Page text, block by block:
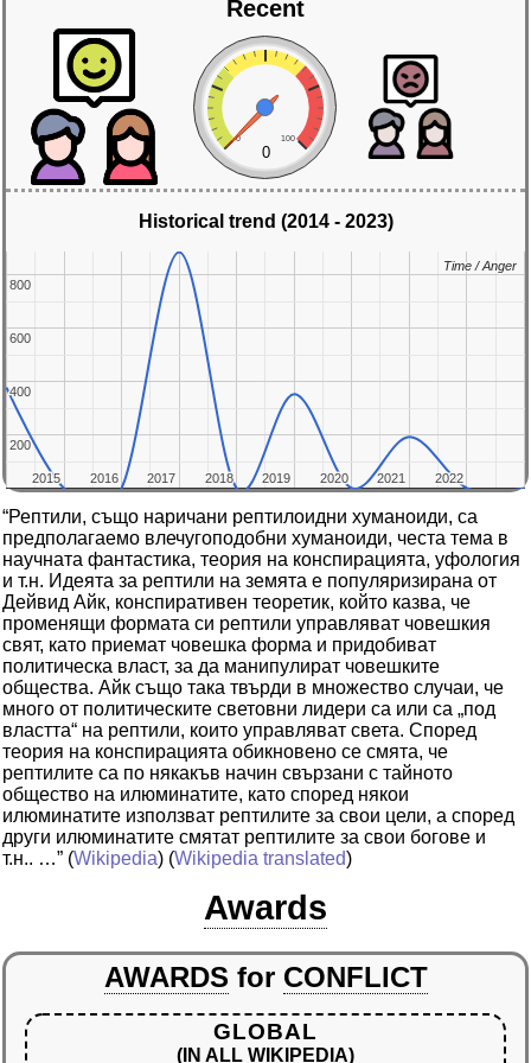
Recent
0 100
0
Historical trend (2014 - 2023)
2015
2015 2016
2016 2017
2017 2018
2018 2019
2019 2020
2020 2021
2021 2022
2022
200
200
400
400
600
600
800
800
Time / Anger
Time / Anger
“Рептили, също наричани рептилоидни хуманоиди, са
предполагаемо влечугоподобни хуманоиди, честа тема в
научната фантастика, теория на конспирацията, уфология
и т.н. Идеята за рептили на земята е популяризирана от
Дейвид Айк, конспиративен теоретик, който казва, че
променящи формата си рептили управляват човешкия
свят, като приемат човешка форма и придобиват
политическа власт, за да манипулират човешките
общества. Айк също така твърди в множество случаи, че
много от политическите световни лидери са или са „под
властта“ на рептили, които управляват света. Според
теория на конспирацията обикновено се смята, че
рептилите са по някакъв начин свързани с тайното
общество на илюминатите, като според някои
илюминатите използват рептилите за свои цели, а според
други илюминатите смятат рептилите за свои богове и
т.н.. …” (Wikipedia) (Wikipedia translated)
Awards
AWARDS for CONFLICT
GLOBAL
(IN ALL WIKIPEDIA)